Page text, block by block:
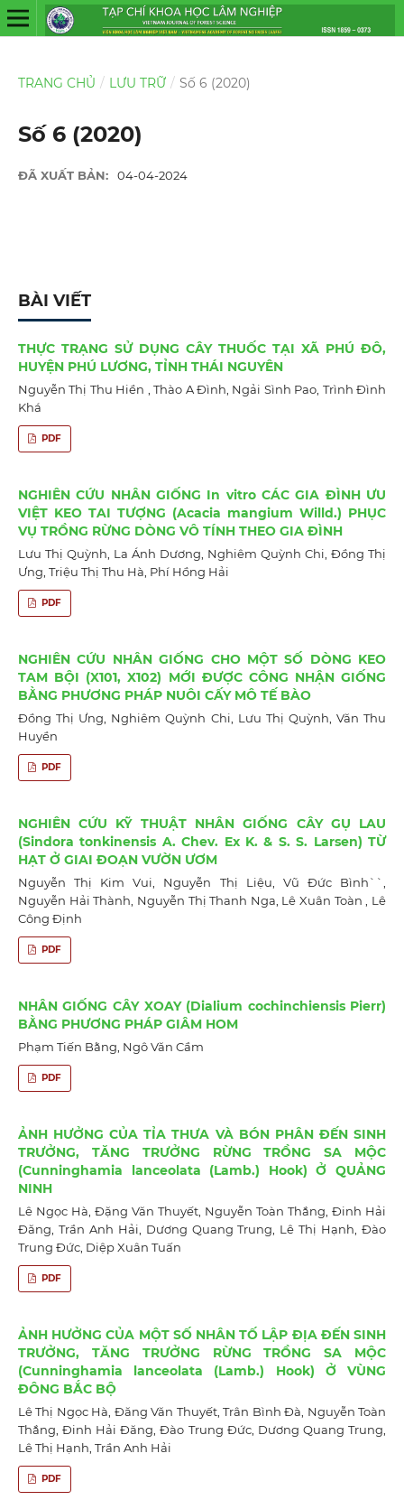
TRANG CHỦ / LƯU TRỮ / Số 6 (2020)
Số 6 (2020)
ĐÃ XUẤT BẢN: 04-04-2024
BÀI VIẾT
THỰC TRẠNG SỬ DỤNG CÂY THUỐC TẠI XÃ PHÚ ĐÔ,
HUYỆN PHÚ LƯƠNG, TỈNH THÁI NGUYÊN
Nguyễn Thị Thu Hiền , Thào A Đình, Ngải Sình Pao, Trình Đình
Khá
PDF
NGHIÊN CỨU NHÂN GIỐNG In vitro CÁC GIA ĐÌNH ƯU
VIỆT KEO TAI TƯỢNG (Acacia mangium Willd.) PHỤC
VỤ TRỒNG RỪNG DÒNG VÔ TÍNH THEO GIA ĐÌNH
Lưu Thị Quỳnh, La Ánh Dương, Nghiêm Quỳnh Chi, Đồng Thị
Ưng, Triệu Thị Thu Hà, Phí Hồng Hải
PDF
NGHIÊN CỨU NHÂN GIỐNG CHO MỘT SỐ DÒNG KEO
TAM BỘI (X101, X102) MỚI ĐƯỢC CÔNG NHẬN GIỐNG
BẰNG PHƯƠNG PHÁP NUÔI CẤY MÔ TẾ BÀO
Đồng Thị Ưng, Nghiêm Quỳnh Chi, Lưu Thị Quỳnh, Văn Thu
Huyền
PDF
NGHIÊN CỨU KỸ THUẬT NHÂN GIỐNG CÂY GỤ LAU
(Sindora tonkinensis A. Chev. Ex K. & S. S. Larsen) TỪ
HẠT Ở GIAI ĐOẠN VƯỜN ƯƠM
Nguyễn Thị Kim Vui, Nguyễn Thị Liệu, Vũ Đức Bình``,
Nguyễn Hải Thành, Nguyễn Thị Thanh Nga, Lê Xuân Toàn , Lê
Công Định
PDF
NHÂN GIỐNG CÂY XOAY (Dialium cochinchiensis Pierr)
BẰNG PHƯƠNG PHÁP GIÂM HOM
Phạm Tiến Bằng, Ngô Văn Cầm
PDF
ẢNH HƯỞNG CỦA TỈA THƯA VÀ BÓN PHÂN ĐẾN SINH
TRƯỞNG, TĂNG TRƯỞNG RỪNG TRỒNG SA MỘC
(Cunninghamia lanceolata (Lamb.) Hook) Ở QUẢNG
NINH
Lê Ngọc Hà, Đặng Văn Thuyết, Nguyễn Toàn Thắng, Đinh Hải
Đăng, Trần Anh Hải, Dương Quang Trung, Lê Thị Hạnh, Đào
Trung Đức, Diệp Xuân Tuấn
PDF
ẢNH HƯỞNG CỦA MỘT SỐ NHÂN TỐ LẬP ĐỊA ĐẾN SINH
TRƯỞNG, TĂNG TRƯỞNG RỪNG TRỒNG SA MỘC
(Cunninghamia lanceolata (Lamb.) Hook) Ở VÙNG
ĐÔNG BẮC BỘ
Lê Thị Ngọc Hà, Đăng Văn Thuyết, Trân Bình Đà, Nguyễn Toàn
Thắng, Đinh Hải Đăng, Đào Trung Đức, Dương Quang Trung,
Lê Thị Hạnh, Trần Anh Hải
PDF